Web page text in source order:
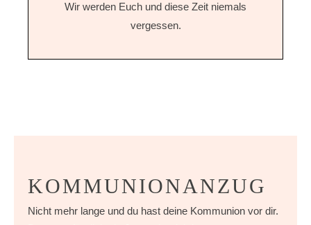
Wir werden Euch und diese Zeit niemals
vergessen.
KOMMUNIONANZUG
Nicht mehr lange und du hast deine Kommunion vor dir.